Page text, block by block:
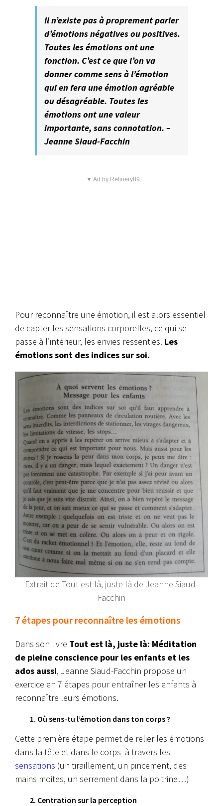
Il n’existe pas à proprement parler
d’émotions négatives ou positives.
Toutes les émotions ont une
fonction. C’est ce que l’on va
donner comme sens à l’émotion
qui en fera une émotion agréable
ou désagréable. Toutes les
émotions ont une valeur
importante, sans connotation. –
Jeanne Siaud-Facchin
▼ Ad by Refinery89
Pour reconnaître une émotion, il est alors essentiel
de capter les sensations corporelles, ce qui se
passe à l’intérieur, les envies ressenties. Les
émotions sont des indices sur soi.
Extrait de Tout est là, juste là de Jeanne Siaud-
Facchin
7 étapes pour reconnaître les émotions
Dans son livre Tout est là, juste là: Méditation
de pleine conscience pour les enfants et les
ados aussi, Jeanne Siaud-Facchin propose un
exercice en 7 étapes pour entraîner les enfants à
reconnaître leurs émotions.
1. Où sens-tu l’émotion dans ton corps ?
Cette première étape permet de relier les émotions
dans la tête et dans le corps à travers les
sensations (un tiraillement, un pincement, des
mains moites, un serrement dans la poitrine…)
2. Centration sur la perception